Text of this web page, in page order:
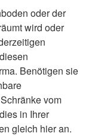
oder der
wird oder
Benötigen sie
vom
in Ihrer
gleich hier an.